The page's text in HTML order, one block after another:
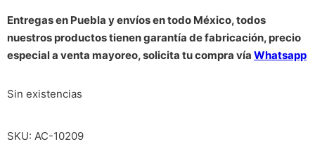
Entregas en Puebla y envíos en todo México, todos
nuestros productos tienen garantía de fabricación, precio
especial a venta mayoreo, solicita tu compra vía Whatsapp
Sin existencias
SKU: AC-10209